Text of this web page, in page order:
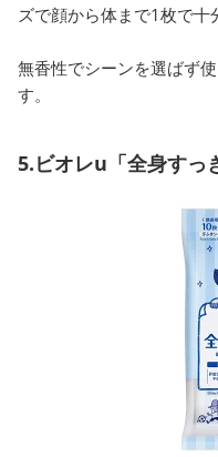
ズで顔から体まで1枚で十
無香性でシーンを選ばず
す。
5.ビオレu「全身すっ